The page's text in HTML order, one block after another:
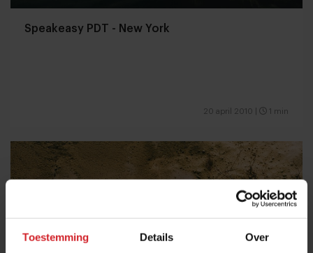
Toestemming Details Over
Speakeasy PDT - New York
20 april 2010 1 min